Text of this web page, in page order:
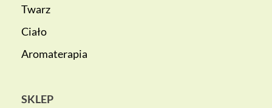
Twarz
Ciało
Aromaterapia
SKLEP